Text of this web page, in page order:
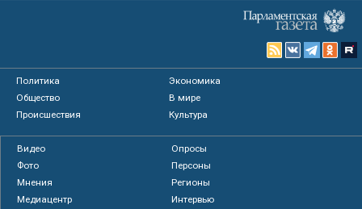
Политика
Экономика
Общество
В мире
Происшествия
Культура
Видео
Опросы
Фото
Персоны
Мнения
Регионы
Медиацентр
Интервью